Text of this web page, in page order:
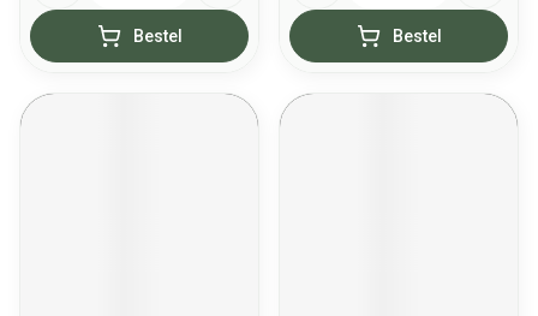
Bestel Bestel